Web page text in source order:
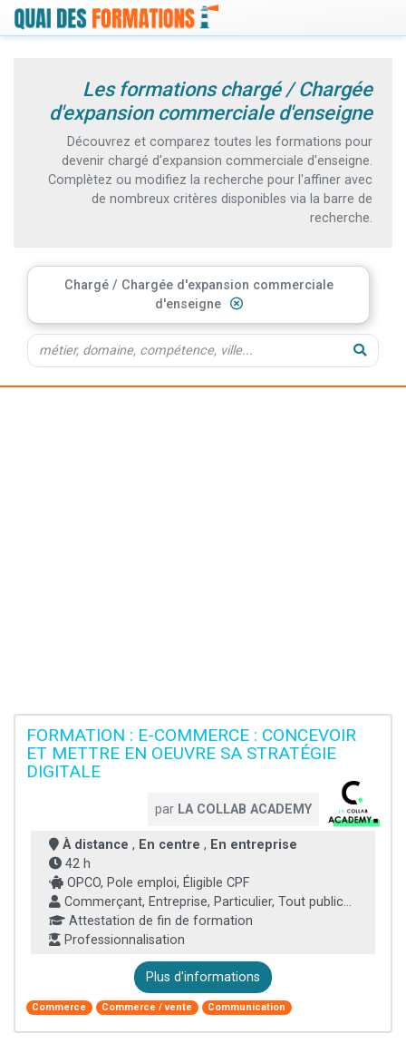
Les formations chargé / Chargée
d'expansion commerciale d'enseigne
Découvrez et comparez toutes les formations pour
devenir chargé d'expansion commerciale d'enseigne.
Complètez ou modifiez la recherche pour l'affiner avec
de nombreux critères disponibles via la barre de
recherche.
Chargé / Chargée d'expansion commerciale
d'enseigne
FORMATION : E-COMMERCE : CONCEVOIR
ET METTRE EN OEUVRE SA STRATÉGIE
DIGITALE
par LA COLLAB ACADEMY
À distance , En centre , En entreprise
42 h
OPCO, Pole emploi, Éligible CPF
Commerçant, Entreprise, Particulier, Tout public...
Attestation de fin de formation
Professionnalisation
Plus d'informations
Commerce Commerce / vente Communication